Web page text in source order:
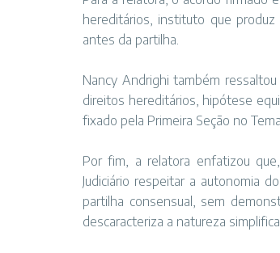
hereditários, instituto que
antes da partilha.
Nancy Andrighi também
direitos hereditários, hipótese
fixado pela Primeira Seção no
Por fim, a relatora enfatizou
Judiciário respeitar a autonomia
partilha consensual, sem
descaracteriza a natureza